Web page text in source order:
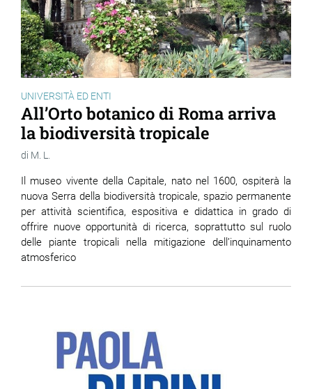
UNIVERSITÀ ED ENTI
All’Orto botanico di Roma arriva
la biodiversità tropicale
M. L.
Il museo vivente della Capitale, nato nel 1600, ospiterà la
nuova Serra della biodiversità tropicale, spazio permanente
per attività scientifica, espositiva e didattica in grado di
offrire nuove opportunità di ricerca, soprattutto sul ruolo
delle piante tropicali nella mitigazione dell’inquinamento
atmosferico